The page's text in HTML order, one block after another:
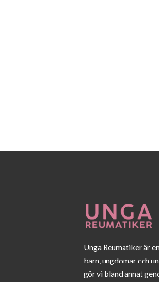
Unga Reumatiker är
barn, ungdomar och
gör vi bland annat